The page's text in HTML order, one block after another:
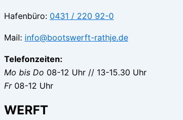
Hafenbüro: 0431 / 220 92-0
Mail: info@bootswerft-rathje.de
Telefonzeiten:
Mo bis Do 08-12 Uhr // 13-15.30 Uhr
Fr 08-12 Uhr
WERFT